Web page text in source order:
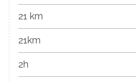
21 km
21km
2h